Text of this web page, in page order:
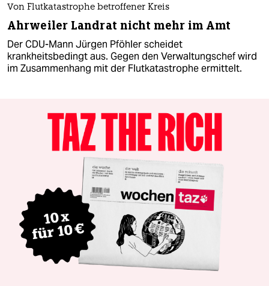
Von Flutkatastrophe betroffener Kreis
Ahrweiler Landrat nicht mehr im Amt
Der CDU-Mann Jürgen Pföhler scheidet
krankheitsbedingt aus. Gegen den Verwaltungschef wird
im Zusammenhang mit der Flutkatastrophe ermittelt.